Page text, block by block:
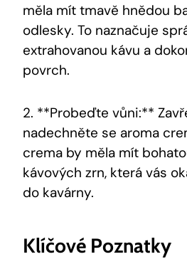
měla mít tmavě hnědou
odlesky. To naznačuje
extrahovanou kávu a
povrch.
2. **Probeďte vůni:**
nadechněte se aroma
crema by měla mít
kávových zrn, která vás
do kavárny.
Klíčové Poznatky